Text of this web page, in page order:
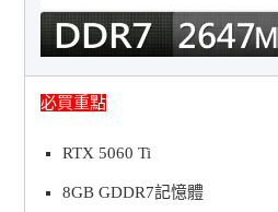
必買重點
RTX 5060 Ti
8GB GDDR7記憶體